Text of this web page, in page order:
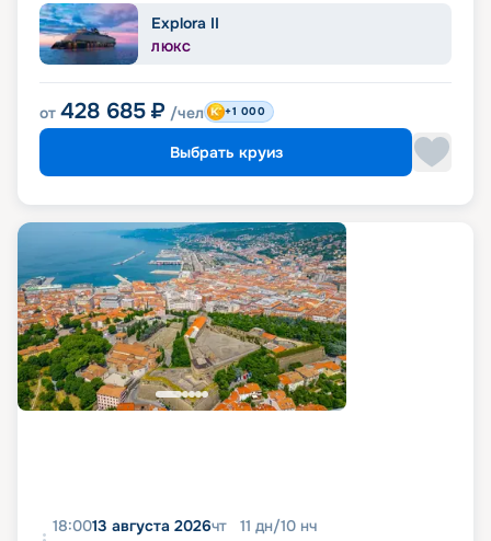
Explora II
ЛЮКС
от 428 685 ₽ /чел +1 000
Выбрать круиз
18:0013 августа 2026чт 11 дн/10 нч